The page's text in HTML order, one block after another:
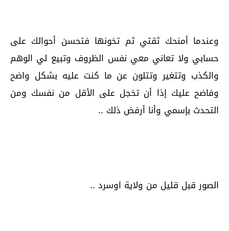
وعندما أمنحك ثقتي ثم تخونها فتحسن أحوالك على
حسابي ولا تعاني معي نفس الظروف وتبيع لي الوهم
والكذب وتتغير وتتلون عن ما كنت عليه بشكل واضح
وفاضح عليك إذا أن تخجل على الأقل من نفسك ومن
التحدث بإسمي وأنا أرفض ذلك ..
الصور قبل قليل من ولاية اوسرد ..